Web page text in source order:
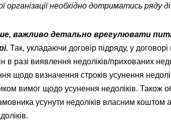
організації необхідно дотриматись ряду
важливо детально врегулювати
Так, укладаючи договір підряду, у
в разі виявлення недоліків/прихованих
щодо визначення строків усунення
вимог щодо усунення недоліків. Також
усунути недоліків власним коштом